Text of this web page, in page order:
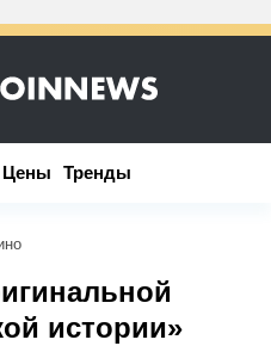
Цены Тренды
Цены Тренды
истории»